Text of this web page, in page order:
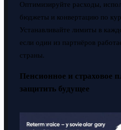
Оптимизируйте расходы,
бюджеты и конвертацию по
Устанавливайте лимиты в
если один из партнёров
страны.
Пенсионное и страховое
защитить будущее